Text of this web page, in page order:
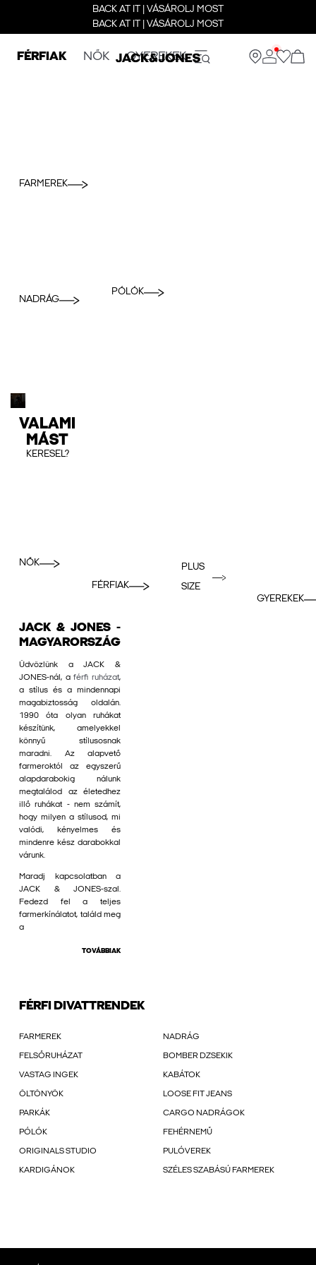
BACK AT IT | VÁSÁROLJ MOST
BACK AT IT | VÁSÁROLJ MOST
FÉRFIAK NŐK GYEREKEK
FARMEREK
NADRÁG
PÓLÓK
VALAMI
MÁST
KERESEL?
NŐK
FÉRFIAK
PLUS
SIZE
GYEREKEK
JACK & JONES -
MAGYARORSZÁG
Üdvözlünk a JACK &
JONES-nál, aférfi ruházat,
a stílus és a mindennapi
magabiztosság oldalán.
1990 óta olyan ruhákat
készítünk, amelyekkel
könnyű stílusosnak
maradni. Az alapvető
farmeroktól az egyszerű
alapdarabokig nálunk
megtalálod az életedhez
illő ruhákat - nem számít,
hogy milyen a stílusod, mi
valódi, kényelmes és
mindenre kész darabokkal
várunk.
Maradj kapcsolatban a
JACK & JONES-szal.
Fedezd fel a teljes
farmerkínálatot, találd meg
a
TOVÁBBIAK
FÉRFI DIVATTRENDEK
FARMEREK NADRÁG
FELSŐRUHÁZAT BOMBER DZSEKIK
VASTAG INGEK KABÁTOK
ÖLTÖNYÖK LOOSE FIT JEANS
PARKÁK CARGO NADRÁGOK
PÓLÓK FEHÉRNEMŰ
ORIGINALS STUDIO PULÓVEREK
KARDIGÁNOK SZÉLES SZABÁSÚ FARMEREK